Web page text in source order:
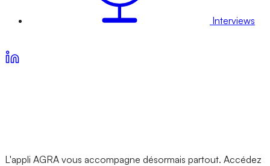
Interviews
L'appli AGRA vous accompagne désormais partout. Accédez